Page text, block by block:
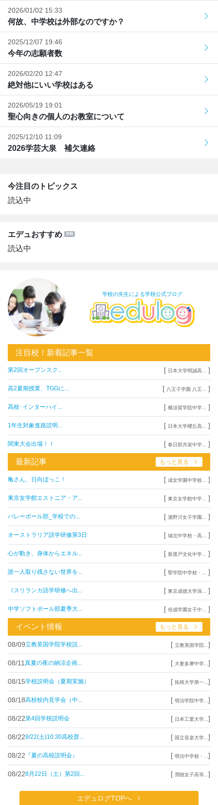
2026/01/02 15:33
何故、中学校は外部なのですか？
2025/12/07 19:46
今年の志願者数
2026/02/20 12:47
絶対他にいい学校はある
2026/05/19 19:01
聖心向きの個人のお教室について
2025/12/10 11:09
2026学芸大泉 補欠連絡
今注目のトピックス
読込中
エデュおすすめ
読込中
学校の先生による学校公式ブログ
注目校！新着記事一覧
第2回オープンスク... [ 日本大学明誠高... ]
高2夏期授業、TGGに... [ 八王子学園 八王... ]
高校･インターハイ... [ 横須賀学院中学... ]
1年生対象進路説明... [ 日本大学櫻丘高... ]
関東大会出場！！ [ 春日部共栄中学... ]
最新記事 もっと見る
亀さん、日向ぼっこ！ [ 成女学園中学校... ]
東京女学館エストニア・ア... [ 東京女学館中学... ]
バレーボール部_学校での... [ 瀧野川女子学園... ]
オーストラリア語学研修第3日 [ 城北中学校・高... ]
心が動き、身体からエネル... [ 新渡戸文化中学... ]
誰一人取り残さない世界を... [ 聖学院中学校・... ]
《スリランカ語学研修へ出... [ 東京成徳大学深... ]
中学ソフトボール部夏季大... [ 佼成学園女子中... ]
イベント情報 もっと見る
08/09立教英国学院学校説... [ 立教英国学院... ]
08/11 真夏の夜の納涼企画... [ 大妻多摩中学... ]
08/15学校説明会（夏期実施） [ 拓殖大学第一... ]
08/18高校校内見学会（中... [ 明治学院中学... ]
08/22第4回学校説明会 [ 日本工業大学... ]
08/228/22(土)10:30高校普... [ 国立音楽大学... ]
08/22 『夏の高校説明会』 [ 明法中学校・... ]
08/228月22日（土）第2回... [ 潤徳女子高等... ]
エデュログTOPへ